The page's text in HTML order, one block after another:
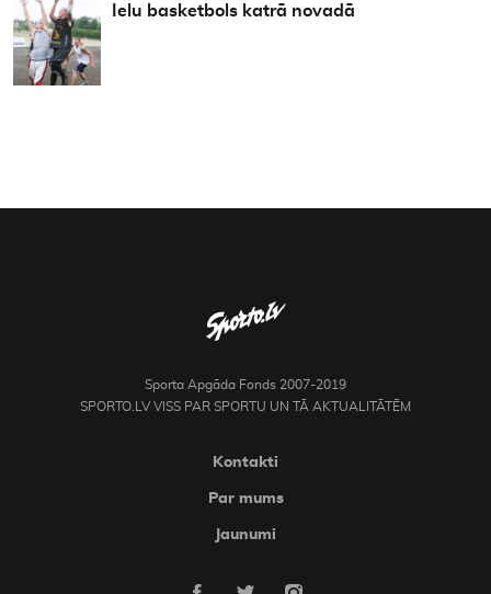
Ielu basketbols katrā novadā
Sporta Apgāda Fonds 2007-2019
SPORTO.LV VISS PAR SPORTU UN TĀ AKTUALITĀTĒM
Kontakti
Par mums
Jaunumi